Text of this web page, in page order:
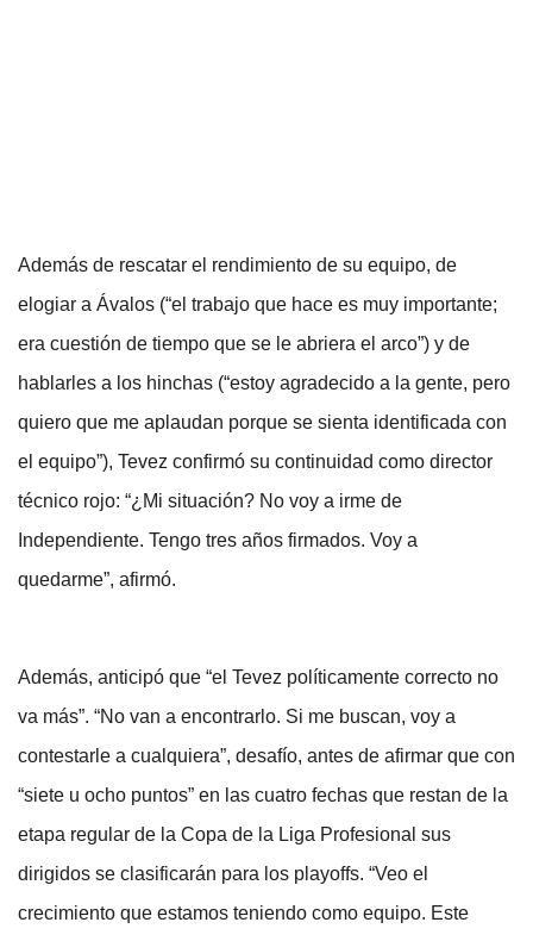
Además de rescatar el rendimiento de su equipo, de
elogiar a Ávalos (“el trabajo que hace es muy importante;
era cuestión de tiempo que se le abriera el arco”) y de
hablarles a los hinchas (“estoy agradecido a la gente, pero
quiero que me aplaudan porque se sienta identificada con
el equipo”), Tevez confirmó su continuidad como director
técnico rojo: “¿Mi situación? No voy a irme de
Independiente. Tengo tres años firmados. Voy a
quedarme”, afirmó.
Además, anticipó que “el Tevez políticamente correcto no
va más”. “No van a encontrarlo. Si me buscan, voy a
contestarle a cualquiera”, desafío, antes de afirmar que con
“siete u ocho puntos” en las cuatro fechas que restan de la
etapa regular de la Copa de la Liga Profesional sus
dirigidos se clasificarán para los playoffs. “Veo el
crecimiento que estamos teniendo como equipo. Este